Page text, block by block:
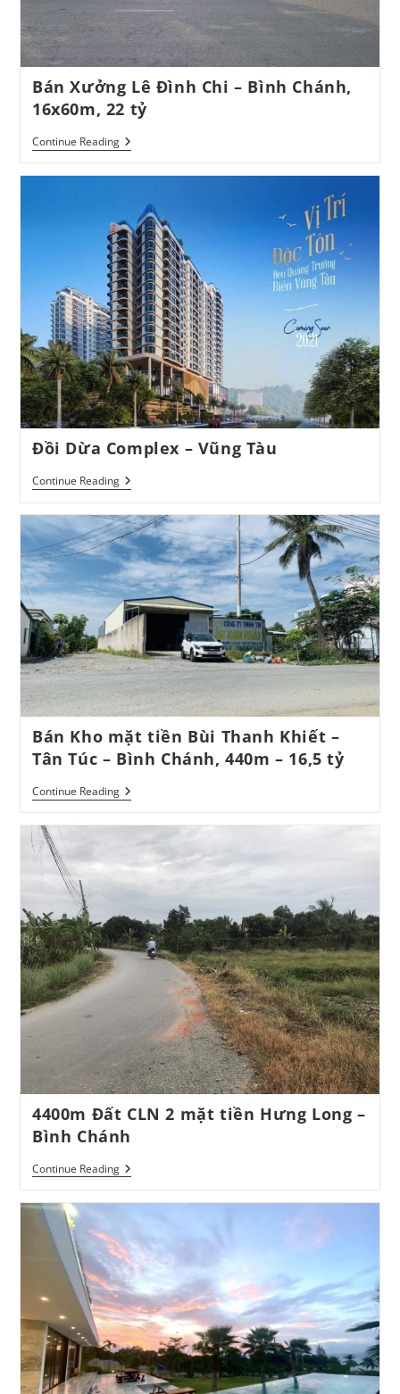
Bán Xưởng Lê Đình Chi – Bình Chánh,
16x60m, 22 tỷ
Continue ReadingBán
Xưởng
Bình
Chánh,
16x60m,
22
Tỷ
Đồi Dừa Complex – Vũng Tàu
Continue ReadingĐồi
Dừa
–
Vũng
Tàu
Bán Kho mặt tiền Bùi Thanh Khiết –
Tân Túc – Bình Chánh, 440m – 16,5 tỷ
Continue ReadingBán
Kho
Thanh
–
Túc
–
Bình
Chánh,
4400m Đất CLN 2 mặt tiền Hưng Long –
Bình Chánh
Continue Reading4400m
Đất
Tiền
Hưng
Long
–
Bình
Chánh